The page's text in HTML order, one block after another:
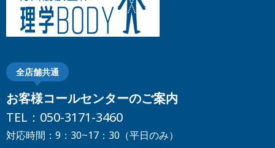
全店舗共通
お客様コールセンターのご案内
TEL： 050-3171-3460
対応時間：9：30~17：30（平日のみ）